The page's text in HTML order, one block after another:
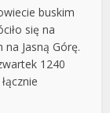
buskim
się na
Jasną Górę.
1240